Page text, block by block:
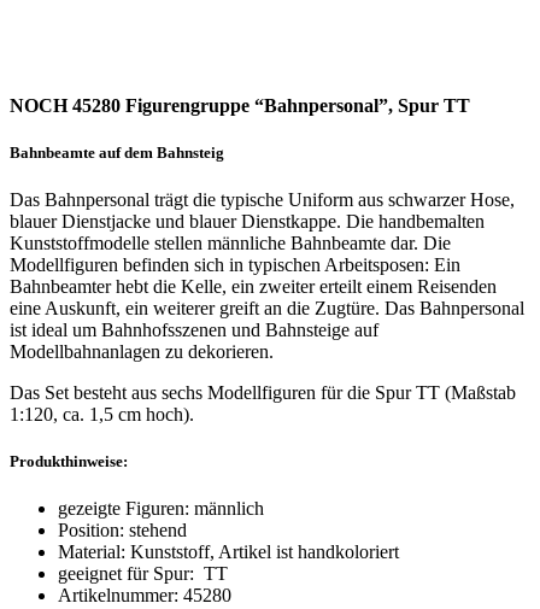
NOCH 45280 Figurengruppe “Bahnpersonal”, Spur TT
Bahnbeamte auf dem Bahnsteig
Das Bahnpersonal trägt die typische Uniform aus schwarzer Hose,
blauer Dienstjacke und blauer Dienstkappe. Die handbemalten
Kunststoffmodelle stellen männliche Bahnbeamte dar. Die
Modellfiguren befinden sich in typischen Arbeitsposen: Ein
Bahnbeamter hebt die Kelle, ein zweiter erteilt einem Reisenden
eine Auskunft, ein weiterer greift an die Zugtüre. Das Bahnpersonal
ist ideal um Bahnhofsszenen und Bahnsteige auf
Modellbahnanlagen zu dekorieren.
Das Set besteht aus sechs Modellfiguren für die Spur TT (Maßstab
1:120, ca. 1,5 cm hoch).
Produkthinweise:
gezeigte Figuren: männlich
Position: stehend
Material: Kunststoff, Artikel ist handkoloriert
geeignet für Spur: TT
Artikelnummer: 45280